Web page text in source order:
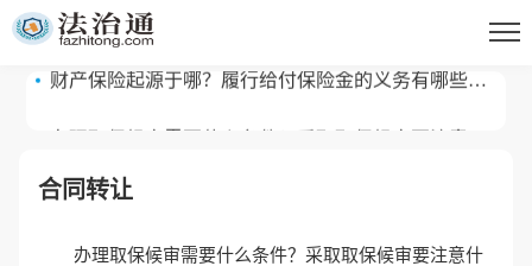
回家吗?
财产保险起源于哪？履行给付保险金的义务有哪些？
合同转让
办理取保候审需要什么条件？采取取保候审要注意什